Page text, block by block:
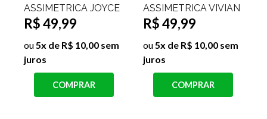
ASSIMETRICA JOYCE
R$ 49,99
ou5x de R$ 10,00 sem
juros
COMPRAR
ASSIMETRICA VIVIAN
R$ 49,99
ou5x de R$ 10,00 sem
juros
COMPRAR